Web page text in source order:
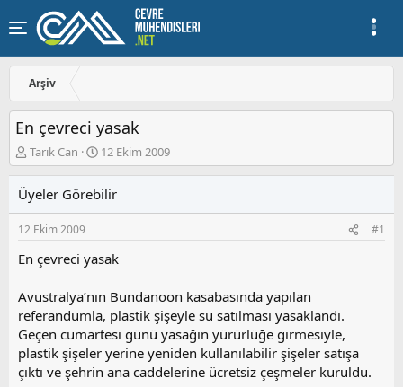
Arşiv
En çevreci yasak
K
o
u
y
u
a
l
a
t
a
n
Tarık Can
B
a
l
a
ı
t
a
r
i
h
i
12 Ekim 2009
Üyeler Görebilir
12 Ekim 2009 #1
En çevreci yasak
Avustralya’nın Bundanoon kasabasında yapılan
referandumla, plastik şişeyle su satılması yasaklandı.
Geçen cumartesi günü yasağın yürürlüğe girmesiyle,
plastik şişeler yerine yeniden kullanılabilir şişeler satışa
çıktı ve şehrin ana caddelerine ücretsiz çeşmeler kuruldu.